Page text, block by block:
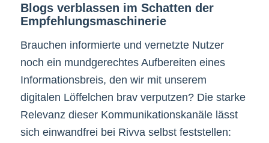
Blogs verblassen im Schatten der
Empfehlungsmaschinerie
Brauchen informierte und vernetzte Nutzer
noch ein mundgerechtes Aufbereiten eines
Informationsbreis, den wir mit unserem
digitalen Löffelchen brav verputzen? Die starke
Relevanz dieser Kommunikationskanäle lässt
sich einwandfrei bei Rivva selbst feststellen: